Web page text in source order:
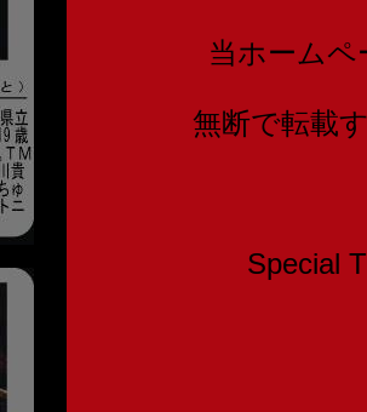
当ホーム
無断で転載
Special